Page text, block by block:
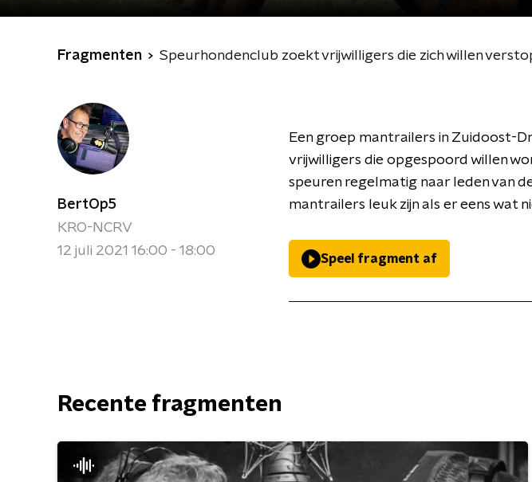
Fragmenten Speurhondenclub zoekt vrijwilligers die zich willen
BertOp5
KRO-NCRV
12 juli 2021 16:00 - 18:00
Een groep mantrailers in Zuidoost-
vrijwilligers die opgespoord willen
speuren regelmatig naar leden van
mantrailers leuk zijn als er eens wat
Speel fragment af
Recente fragmenten